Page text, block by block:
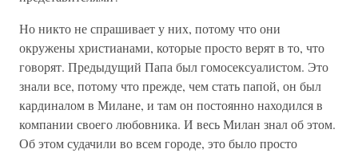
Но никто не спрашивает у них, потому что они
окружены христианами, которые просто верят в то, что
говорят. Предыдущий Папа был гомосексуалистом. Это
знали все, потому что прежде, чем стать папой, он был
кардиналом в Милане, и там он постоянно находился в
компании своего любовника. И весь Милан знал об этом.
Об этом судачили во всем городе, это было просто